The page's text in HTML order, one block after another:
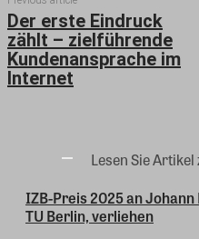
Der erste Eindruck
zählt – zielführende
Kundenansprache im
Internet
Lesen Sie
IZB-Preis 2025 an
TU Berlin, verliehen